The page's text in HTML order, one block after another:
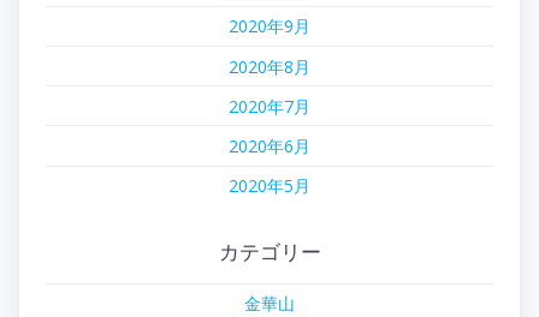
2020年9月
2020年8月
2020年7月
2020年6月
2020年5月
カテゴリー
金華山